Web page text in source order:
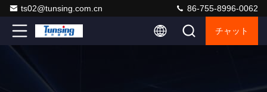
ts02@tunsing.com.cn 86-755-8996-0062
チャット